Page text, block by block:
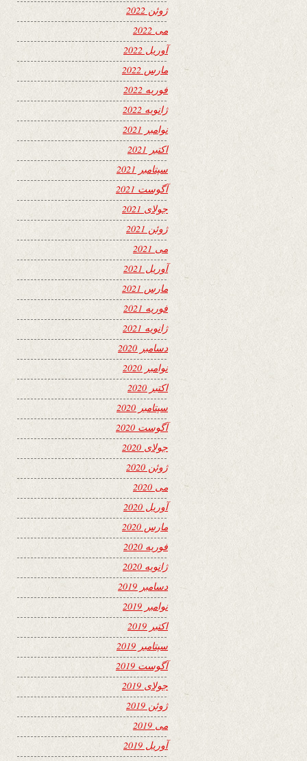
ژوئن 2022
می 2022
آوریل 2022
مارس 2022
فوریه 2022
ژانویه 2022
نوامبر 2021
اکتبر 2021
سپتامبر 2021
آگوست 2021
جولای 2021
ژوئن 2021
می 2021
آوریل 2021
مارس 2021
فوریه 2021
ژانویه 2021
دسامبر 2020
نوامبر 2020
اکتبر 2020
سپتامبر 2020
آگوست 2020
جولای 2020
ژوئن 2020
می 2020
آوریل 2020
مارس 2020
فوریه 2020
ژانویه 2020
دسامبر 2019
نوامبر 2019
اکتبر 2019
سپتامبر 2019
آگوست 2019
جولای 2019
ژوئن 2019
می 2019
آوریل 2019